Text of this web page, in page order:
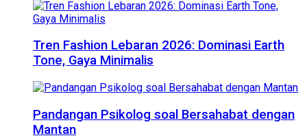
Tren Fashion Lebaran 2026: Dominasi Earth
Tone, Gaya Minimalis
Pandangan Psikolog soal Bersahabat dengan
Mantan